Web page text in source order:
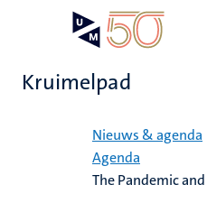
Kruimelpad
Nieuws & agenda
Agenda
The Pandemic